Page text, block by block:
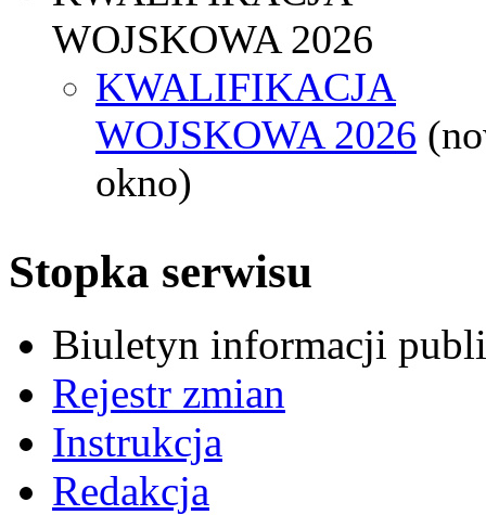
WOJSKOWA 2026
KWALIFIKACJA
WOJSKOWA 2026
okno)
Stopka serwisu
Biuletyn informacji
Rejestr zmian
Instrukcja
Redakcja